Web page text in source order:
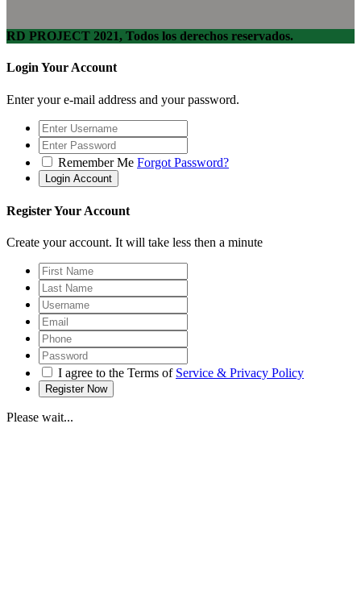
RD PROJECT 2021, Todos los derechos reservados.
Login Your Account
Enter your e-mail address and your password.
Remember Me Forgot Password?
Register Your Account
Create your account. It will take less then a minute
I agree to the Terms of Service & Privacy Policy
Please wait...